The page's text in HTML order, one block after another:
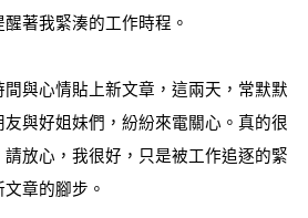
著我緊湊的工作時程 。
與心情貼上新文章，這兩天，常默默
與好姐妹們，紛紛來電關心 。真的很
請放心 ，我很好，只是被工作追逐的緊
文章的腳步 。